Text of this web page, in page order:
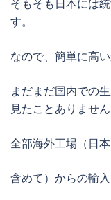
そもそも日本には
す。
なので、簡単に高
まだまだ国内での
見たことありません
全部海外工場（日
含めて）からの輸入